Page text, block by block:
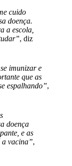
cuido
doença.
a escola,
, diz
imunizar e
que as
espalhando”,
doença
e as
a vacina”,